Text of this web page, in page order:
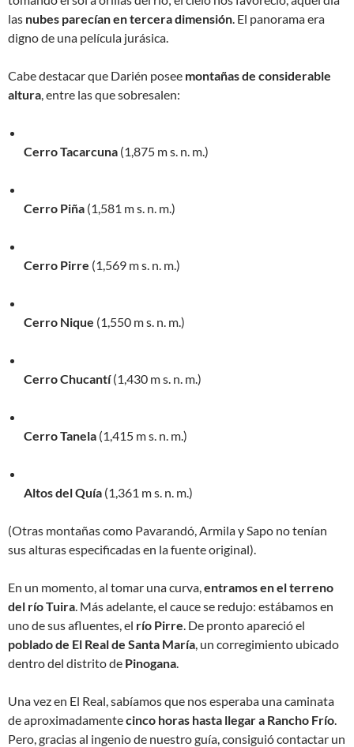
las nubes parecían en tercera dimensión . El panorama era
digno de una película jurásica.
Cabe destacar que Darién posee montañas de considerable
altura , entre las que sobresalen:
Cerro Tacarcuna (1,875 m s. n. m.)
Cerro Piña (1,581 m s. n. m.)
Cerro Pirre (1,569 m s. n. m.)
Cerro Nique (1,550 m s. n. m.)
Cerro Chucantí(1,430 m s. n. m.)
Cerro Tanela (1,415 m s. n. m.)
Altos del Quía (1,361 m s. n. m.)
(Otras montañas como Pavarandó, Armila y Sapo no tenían
sus alturas especificadas en la fuente original).
En un momento, al tomar una curva, entramos en el terreno
del río Tuira . Más adelante, el cauce se redujo: estábamos en
uno de sus afluentes, el río Pirre . De pronto apareció el
poblado de El Real de Santa María , un corregimiento ubicado
dentro del distrito de Pinogana
Una vez en El Real, sabíamos que nos esperaba una caminata
de aproximadamentecinco horas hasta llegar a Rancho Frío
Pero, gracias al ingenio de nuestro guía, consiguió contactar un